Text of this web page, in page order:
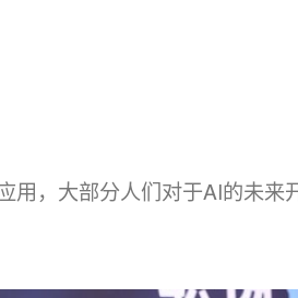
用，大部分人们对于AI的未来